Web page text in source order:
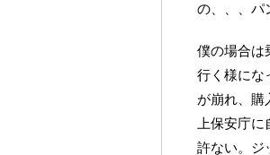
の、、、パ
僕の場合は
行く様にな
が崩れ、購
上保安庁
許ない。ジ